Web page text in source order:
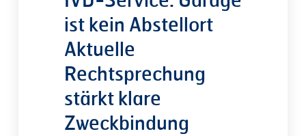
ist kein Abstellort
Aktuelle
Rechtsprechung
stärkt klare
Zweckbindung